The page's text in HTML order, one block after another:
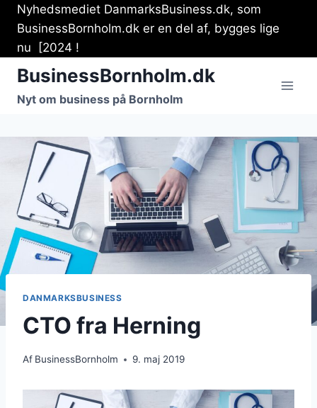
Fortsæt
indhold
Nyhedsmediet DanmarksBusiness.dk, som
BusinessBornholm.dk er en del af, bygges lige
nu [2024 !
BusinessBornholm.dk
Nyt om business på Bornholm
DANMARKSBUSINESS
CTO fra Herning
Af BusinessBornholm 9. maj 2019